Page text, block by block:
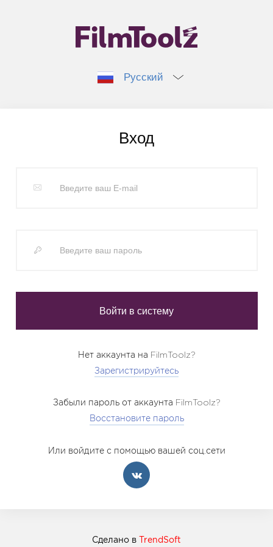
Русский
Вход
Нет аккаунта на FilmToolz?
Зарегистрируйтесь
Забыли пароль от аккаунта FilmToolz?
Восстановите пароль
Или войдите с помощью вашей соц.сети
Сделано в TrendSoft